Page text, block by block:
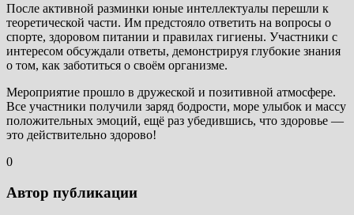
После активной разминки юные интеллектуалы перешли к
теоретической части. Им предстояло ответить на вопросы о
спорте, здоровом питании и правилах гигиены. Участники с
интересом обсуждали ответы, демонстрируя глубокие знания
о том, как заботиться о своём организме.
Мероприятие прошло в дружеской и позитивной атмосфере.
Все участники получили заряд бодрости, море улыбок и массу
положительных эмоций, ещё раз убедившись, что здоровье —
это действительно здорово!
0
Автор публикации